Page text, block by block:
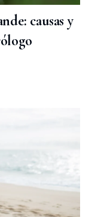
causas y